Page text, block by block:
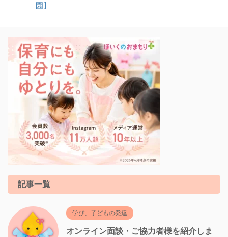
園】
記事一覧
学び、子どもの発達
オンライン面談・ご協力者様を紹介しま